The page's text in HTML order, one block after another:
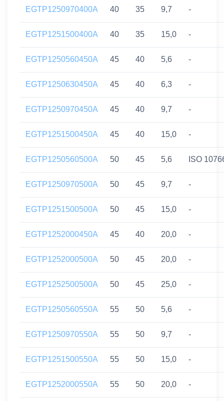
EGTP1250970400A 40 35 9,7 -
EGTP1251500400A 40 35 15,0 -
EGTP1250560450A 45 40 5,6 -
EGTP1250630450A 45 40 6,3 -
EGTP1250970450A 45 40 9,7 -
EGTP1251500450A 45 40 15,0 -
EGTP1250560500A 50 45 5,6 ISO
EGTP1250970500A 50 45 9,7 -
EGTP1251500500A 50 45 15,0 -
EGTP1252000450A 45 40 20,0 -
EGTP1252000500A 50 45 20,0 -
EGTP1252500500A 50 45 25,0 -
EGTP1250560550A 55 50 5,6 -
EGTP1250970550A 55 50 9,7 -
EGTP1251500550A 55 50 15,0 -
EGTP1252000550A 55 50 20,0 -